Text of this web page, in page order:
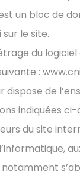
un bloc de
le site.
du
:
dispose de
indiquées ci-
du site